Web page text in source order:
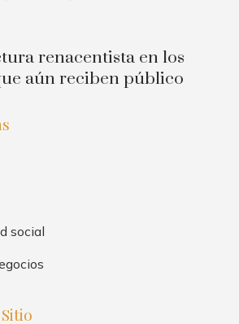
renacentista en los
aún reciben público
social